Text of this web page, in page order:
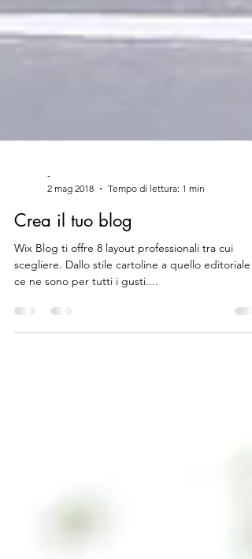
2 mag 2018
Tempo di lettura: 1 min
Crea il tuo blog
Wix Blog ti offre 8 layout professionali tra cui
ce ne sono per tutti i gusti....